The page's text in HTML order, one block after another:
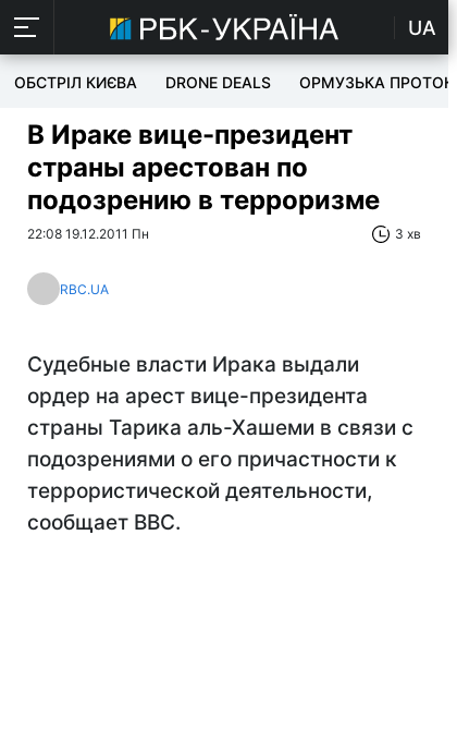
UA
ОБСТРІЛ КИЄВА DRONE DEALS ОРМУЗЬКА ПРОТОКА
В Ираке вице-президент
страны арестован по
подозрению в терроризме
22:08 19.12.2011 Пн 3 хв
RBC.UA
Судебные власти Ирака выдали
ордер на арест вице-президента
страны Тарика аль-Хашеми в связи с
подозрениями о его причастности к
террористической деятельности,
сообщает BBC.